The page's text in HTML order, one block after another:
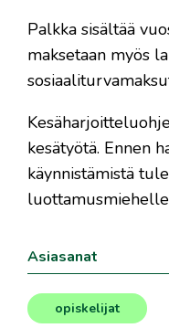
Palkka sisältää
maksetaan myös
kesätyötä. Ennen
käynnistämistä
Asiasanat
opiskelijat